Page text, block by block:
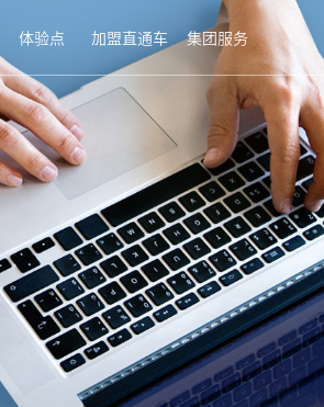
体验点 加盟直通车 集团服务